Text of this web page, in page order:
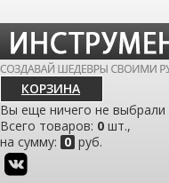
КОРЗИНА
Вы еще ничего не выбрали
Всего товаров: 0 шт.,
на сумму: 0 руб.